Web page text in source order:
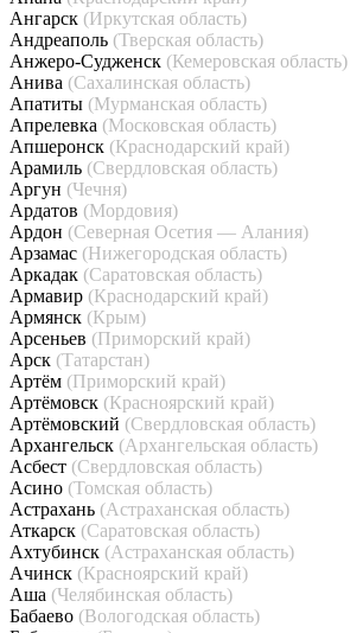
Ангарск (Иркутская область)
Андреаполь (Тверская область)
Анжеро-Судженск (Кемеровская область)
Анива (Сахалинская область)
Апатиты (Мурманская область)
Апрелевка (Московская область)
Апшеронск (Краснодарский край)
Арамиль (Свердловская область)
Аргун (Чечня)
Ардатов (Мордовия)
Ардон (Северная Осетия — Алания)
Арзамас (Нижегородская область)
Аркадак (Саратовская область)
Армавир (Краснодарский край)
Армянск (Крым)
Арсеньев (Приморский край)
Арск (Татарстан)
Артём (Приморский край)
Артёмовск (Красноярский край)
Артёмовский (Свердловская область)
Архангельск (Архангельская область)
Асбест (Свердловская область)
Асино (Томская область)
Астрахань (Астраханская область)
Аткарск (Саратовская область)
Ахтубинск (Астраханская область)
Ачинск (Красноярский край)
Аша (Челябинская область)
Бабаево (Вологодская область)